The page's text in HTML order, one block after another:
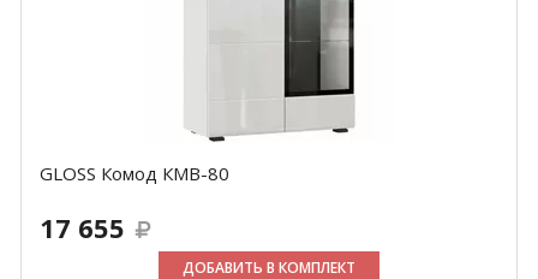
GLOSS Комод КМВ-80
17 655
ДОБАВИТЬ В КОМПЛЕКТ